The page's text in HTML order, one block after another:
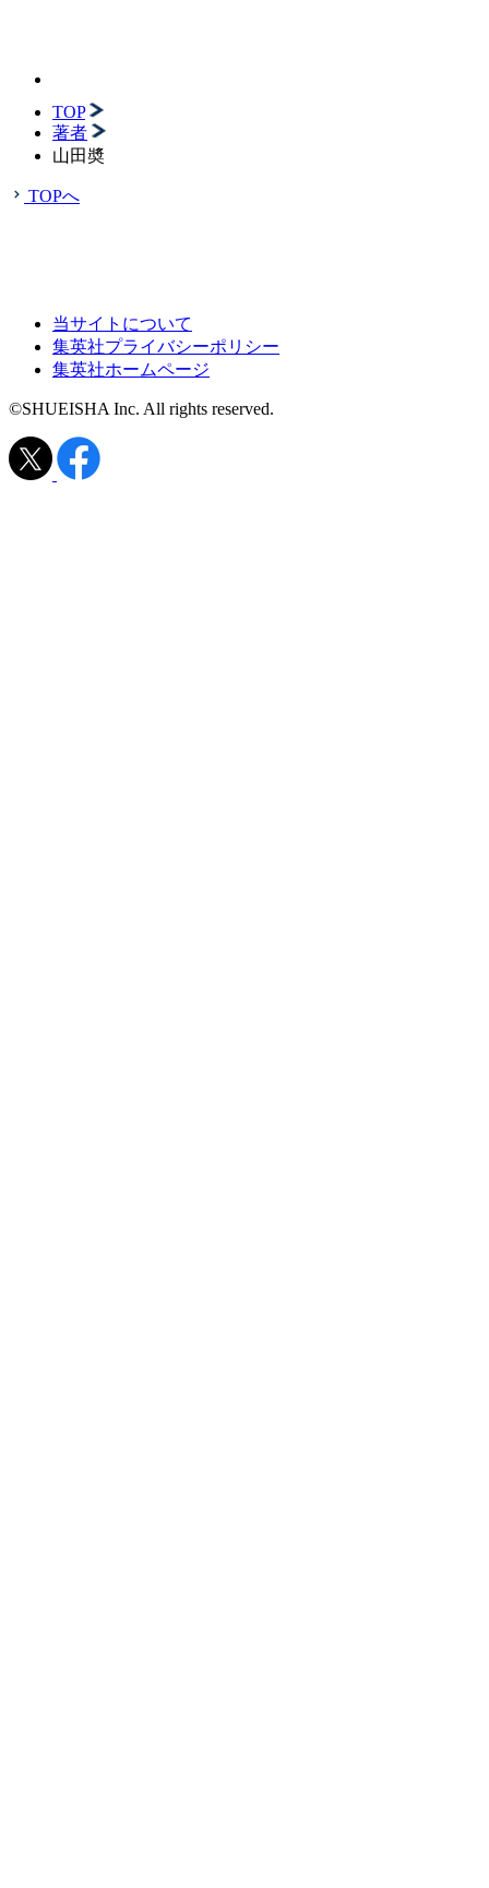
TOP
著者
山田奬
TOPへ
当サイトについて
集英社プライバシーポリシー
集英社ホームページ
©SHUEISHA Inc. All rights reserved.